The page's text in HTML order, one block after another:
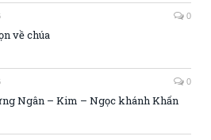
0
về chúa
0
Ngân – Kim – Ngọc khánh Khấn